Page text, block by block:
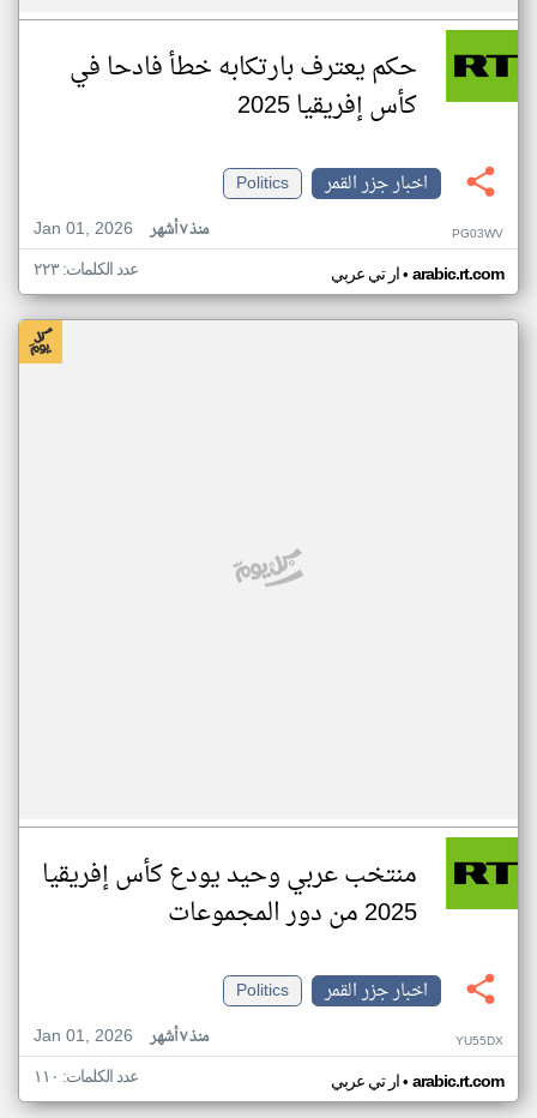
حكم يعترف بارتكابه خطأ فادحا في
كأس إفريقيا 2025
اخبار جزر القمر
Politics
Jan 01, 2026
منذ ٧ أشهر PG03WV
ار تي عربي• arabic.rt.com عدد الكلمات: ٢٢٣
منتخب عربي وحيد يودع كأس إفريقيا
2025 من دور المجموعات
اخبار جزر القمر
Politics
Jan 01, 2026
منذ ٧ أشهر YU55DX
ار تي عربي• arabic.rt.com عدد الكلمات: ١١٠